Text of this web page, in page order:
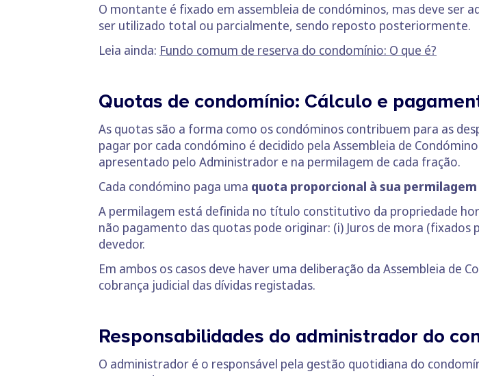
O montante é fixado em assembleia de condóminos, mas deve ser
ser utilizado total ou parcialmente, sendo reposto posteriormente.
Leia ainda: Fundo comum de reserva do condomínio: O que é?
Quotas de condomínio: Cálculo e
As quotas são a forma como os condóminos contribuem para as
pagar por cada condómino é decidido pela Assembleia de
apresentado pelo Administrador e na permilagem de cada fração.
Cada condómino paga uma quota proporcional à sua permilagem
A permilagem está definida no título constitutivo da propriedade
não pagamento das quotas pode originar: (i) Juros de mora (fixados
devedor.
Em ambos os casos deve haver uma deliberação da Assembleia de
cobrança judicial das dívidas registadas.
Responsabilidades do administrador do
O administrador é o responsável pela gestão quotidiana do